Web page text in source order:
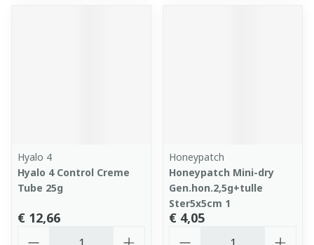
Hyalo 4
Hyalo 4 Control Creme
Tube 25g
€ 12,66
Honeypatch
Honeypatch Mini-dry
Gen.hon.2,5g+tulle
Ster5x5cm 1
€ 4,05